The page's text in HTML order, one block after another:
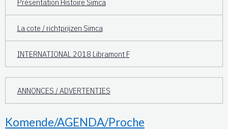
La cote / richtprijzen Simca
INTERNATIONAL 2018 Libramont F
ANNONCES / ADVERTENTIES
Komende/AGENDA/Proche